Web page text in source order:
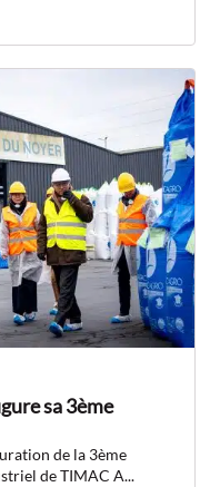
sa 3ème
de la 3ème
de TIMAC A...